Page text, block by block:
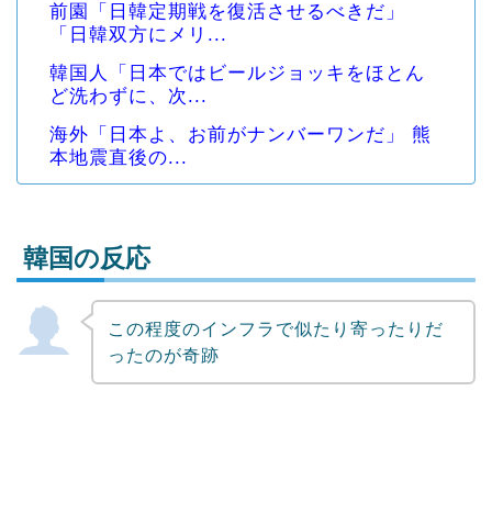
前園「日韓定期戦を復活させるべきだ」
「日韓双方にメリ...
韓国人「日本ではビールジョッキをほとん
ど洗わずに、次...
海外「日本よ、お前がナンバーワンだ」 熊
本地震直後の...
Powered by livedoor 相互RSS
韓国の反応
この程度のインフラで似たり寄ったりだ
ったのが奇跡